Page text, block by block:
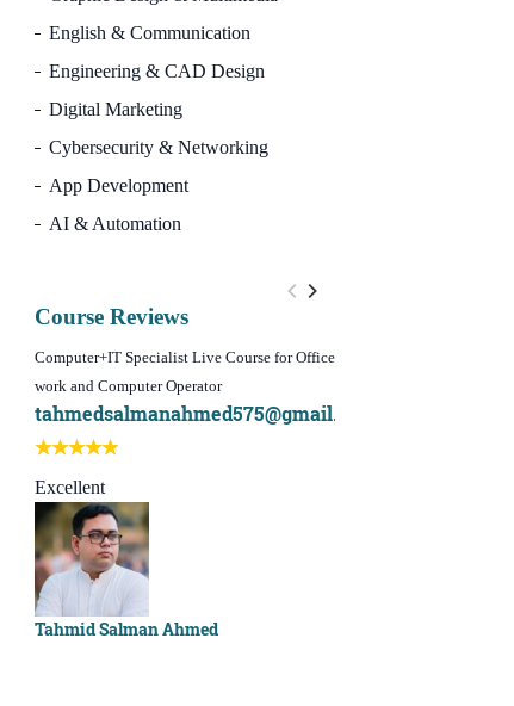
English & Communication
Engineering & CAD Design
Digital Marketing
Cybersecurity & Networking
App Development
AI & Automation
Course Reviews
Computer+IT Specialist Live Course for Office
work and Computer Operator
tahmedsalmanahmed575@gmail.com
Excellent
Tahmid Salman Ahmed